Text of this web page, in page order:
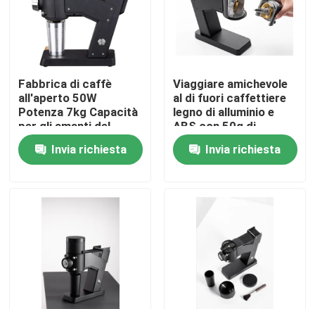
Circa noi
Giro della fabbrica
Controllo di qualità
Contattici
Smerigliatrice del chicco di caffè
Burr Coffee Grinder
Fabbrica di caffè
all'aperto 50W
Potenza 7kg Capacità
per gli amanti del
caffè appena
macinatoInvia richiesta
Viaggiare amichevole
al di fuori caffettiere
legno di alluminio e
ABS con 50g di
capacità di
macinazioneInvia richiesta